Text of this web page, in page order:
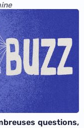
questions,